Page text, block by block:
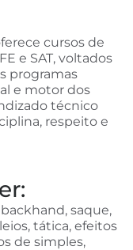
cursos de
e SAT, voltados
programas
e motor dos
técnico
respeito e
saque,
tática, efeitos
de simples,